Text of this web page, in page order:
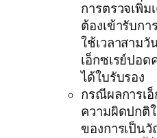
การตรวจเพิ่ม
ต้องเข้ารับกา
ใช้เวลาสาม
เอ็กซเรย์ปอ
ได้ใบรับรอง
กรณีผลการเ
ความผิดปกติ
ของการเป็น